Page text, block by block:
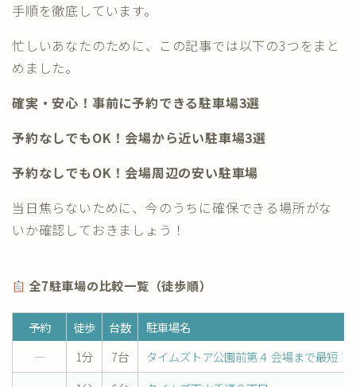
手順を徹底しています。
忙しいあなたのために、この記事では以下の3つをまと
めました。
確実・安心！事前に予約できる駐車場3選
予約なしでもOK！会場から近い駐車場3選
予約なしでもOK！会場周辺の安い駐車場
当日焦らないために、今のうちに確保できる場所がな
いか確認しておきましょう！
全7駐車場の比較一覧（徒歩順）
予約 徒歩 台数
駐車場名
―
1分 7台 タイムズトア公園前第４ 会場まで最短